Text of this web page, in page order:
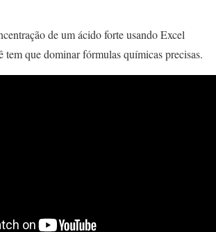
de um ácido forte usando Excel
tem que dominar fórmulas químicas precisas.